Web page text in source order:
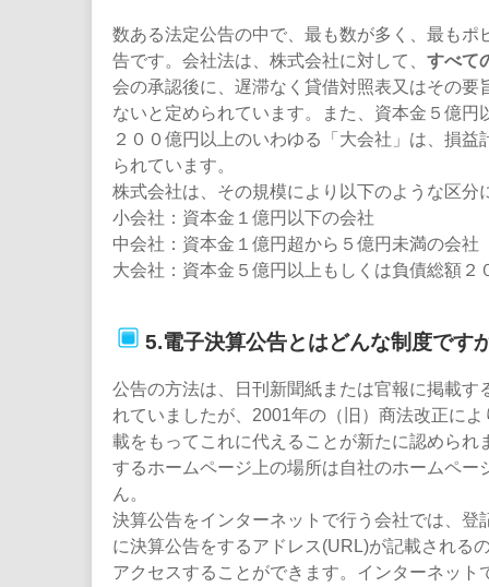
数ある法定公告の中で、最も数が多く、最もポ
告です。会社法は、株式会社に対して、 すべて
会の承認後に、遅滞なく貸借対照表又はその要
ないと定められています。また、資本金５億円
２００億円以上のいわゆる「大会社」は、損益
られています。
株式会社は、その規模により以下のような区分
小会社：資本金１億円以下の会社
中会社：資本金１億円超から５億円未満の会社
大会社：資本金５億円以上もしくは負債総額２
5.電子決算公告とはどんな制度です
公告の方法は、日刊新聞紙または官報に掲載す
れていましたが、2001年の（旧）商法改正に
載をもってこれに代えることが新たに認められ
するホームページ上の場所は自社のホームペー
ん。
決算公告をインターネットで行う会社では、登
に決算公告をするアドレス(URL)が記載される
アクセスすることができます。インターネット